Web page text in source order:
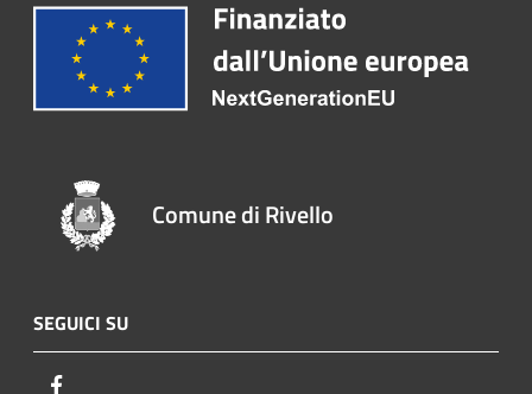
Comune di Rivello
SEGUICI SU